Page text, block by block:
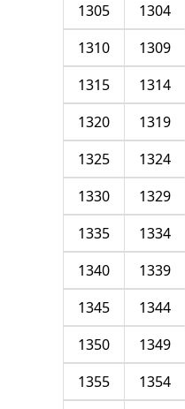
1304
1305
1309
1310
1314
1315
1319
1320
1324
1325
1329
1330
1334
1335
1339
1340
1344
1345
1349
1350
1354
1355